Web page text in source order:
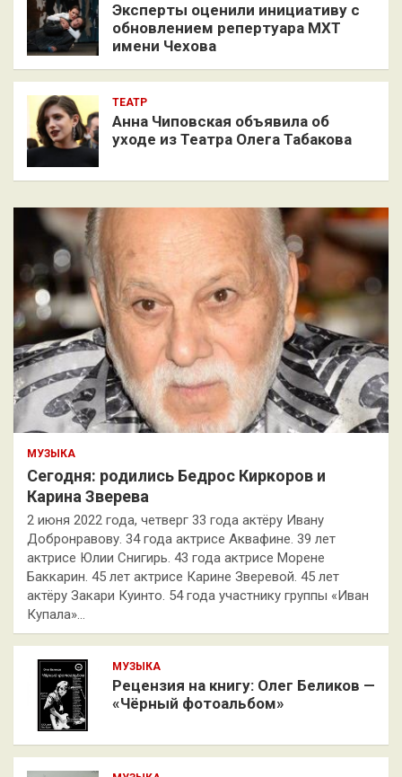
Эксперты оценили инициативу с
обновлением репертуара МХТ
имени Чехова
ТЕАТР
Анна Чиповская объявила об
уходе из Театра Олега Табакова
МУЗЫКА
Сегодня: родились Бедрос Киркоров и
Карина Зверева
2 июня 2022 года, четверг 33 года актёру Ивану
Добронравову. 34 года актрисе Аквафине. 39 лет
актрисе Юлии Снигирь. 43 года актрисе Морене
Баккарин. 45 лет актрисе Карине Зверевой. 45 лет
актёру Закари Куинто. 54 года участнику группы «Иван
Купала»…
МУЗЫКА
Рецензия на книгу: Олег Беликов —
«Чёрный фотоальбом»